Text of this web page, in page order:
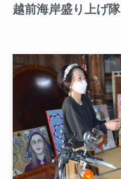
越前海岸盛り上げ隊